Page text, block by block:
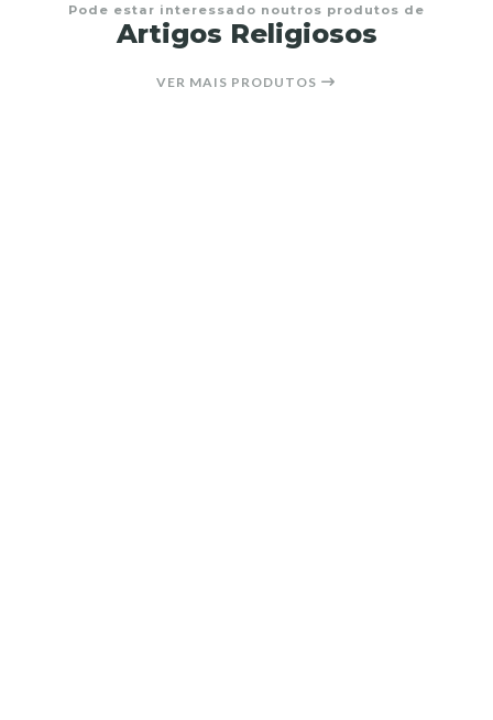
Pode estar interessado noutros produtos de
Artigos Religiosos
VER MAIS PRODUTOS